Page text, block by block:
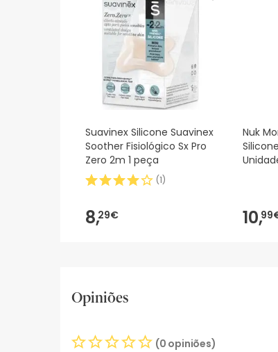
Suavinex Silicone Suavinex
Soother Fisiológico Sx Pro
Zero 2m 1 peça
(1)
8,29€
Nuk
10,
Opiniões
(0 opiniões)